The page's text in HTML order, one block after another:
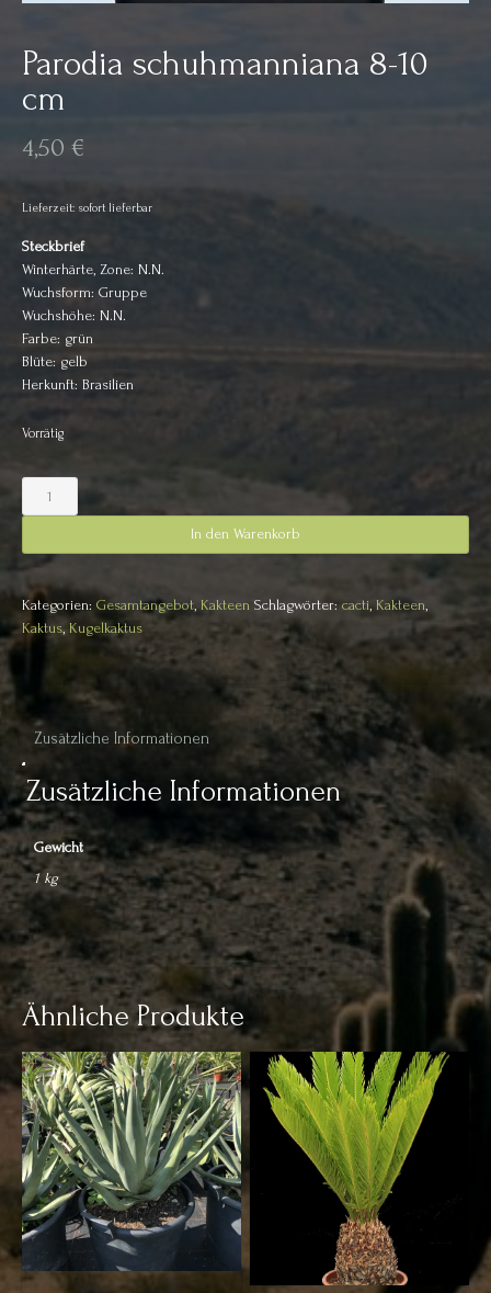
Parodia schuhmanniana 8-10
cm
4,50 €
Lieferzeit: sofort lieferbar
Steckbrief
Winterhärte, Zone: N.N.
Wuchsform: Gruppe
Wuchshöhe: N.N.
Farbe: grün
Blüte: gelb
Herkunft: Brasilien
Vorrätig
Parodia
schuhmanniana
10
Menge
In den Warenkorb
Kategorien: Gesamtangebot, Kakteen Schlagwörter: cacti, Kakteen,
Kaktus, Kugelkaktus
Zusätzliche Informationen
Zusätzliche Informationen
Gewicht
1 kg
Ähnliche Produkte